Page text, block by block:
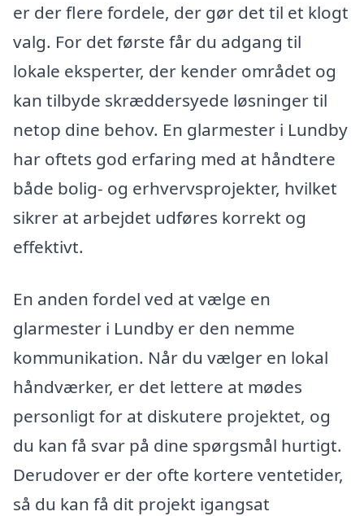
er der flere fordele, der gør det til et klogt
valg. For det første får du adgang til
lokale eksperter, der kender området og
kan tilbyde skræddersyede løsninger til
netop dine behov. En glarmester i Lundby
har oftets god erfaring med at håndtere
både bolig- og erhvervsprojekter, hvilket
sikrer at arbejdet udføres korrekt og
effektivt.
En anden fordel ved at vælge en
glarmester i Lundby er den nemme
kommunikation. Når du vælger en lokal
håndværker, er det lettere at mødes
personligt for at diskutere projektet, og
du kan få svar på dine spørgsmål hurtigt.
Derudover er der ofte kortere ventetider,
så du kan få dit projekt igangsat